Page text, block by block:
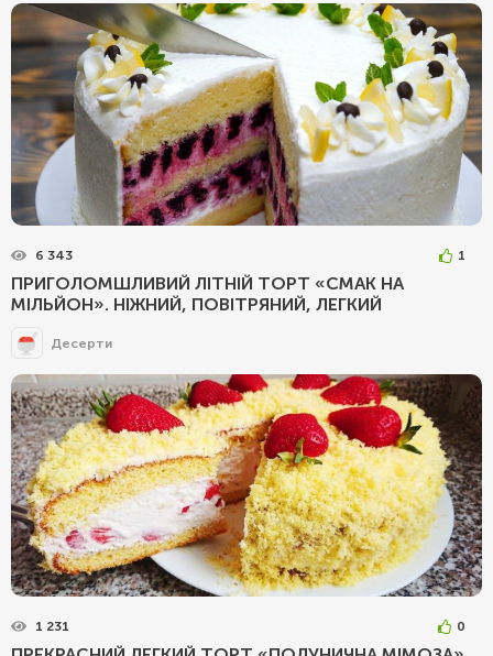
6 343 1
ПРИГОЛОМШЛИВИЙ ЛІТНІЙ ТОРТ «СМАК НА
МІЛЬЙОН». НІЖНИЙ, ПОВІТРЯНИЙ, ЛЕГКИЙ
Десерти
1 231 0